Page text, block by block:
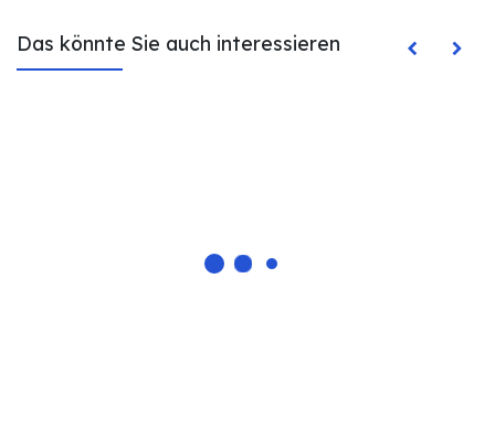
Das könnte Sie auch interessieren